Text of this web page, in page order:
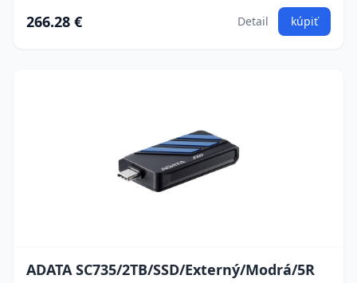
266.28 € Detail kúpiť
ADATA SC735/2TB/SSD/Externý/Modrá/5R